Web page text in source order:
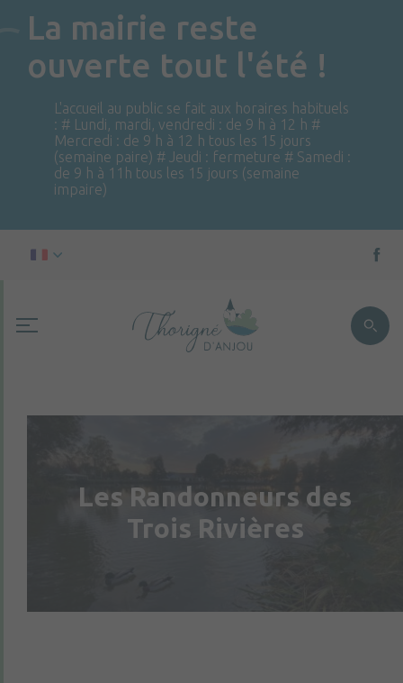
La mairie reste
ouverte tout l'été !
L'accueil au public se fait aux horaires habituels
: # Lundi, mardi, vendredi : de 9 h à 12 h #
Mercredi : de 9 h à 12 h tous les 15 jours
(semaine paire) # Jeudi : fermeture # Samedi :
de 9 h à 11h tous les 15 jours (semaine
impaire)
Les Randonneurs des
Trois Rivières